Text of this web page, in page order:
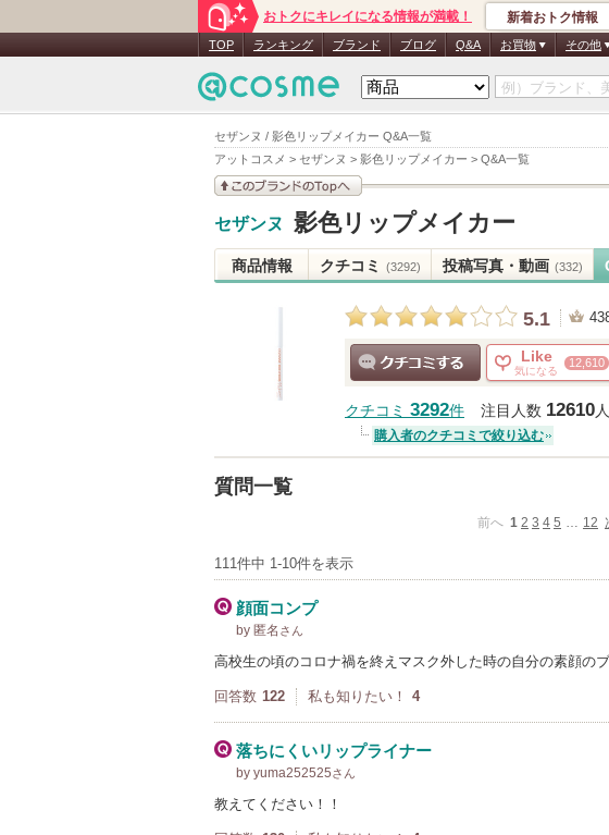
セザンヌ / 影色リップメイカー Q&A一覧
アットコスメ > セザンヌ > 影色リップメイカー > Q&A一覧
おトクにキレイになる情報が満載！ 新着おトク情報
TOP ランキング ブランド ブログ Q&A お買物 その他
このブランドの情報を
見る
セザンヌ 影色リップメイカー
商品情報 クチコミ (3292) 投稿写真・動画 (332)
5.1
Like
気になる
12,610
クチコミ 3292件 注目人数 12610人
購入者のクチコミで絞り込む
質問一覧
前へ 1 2 3 4 5 … 12
111件中 1-10件を表示
顔面コンプ
by 匿名 さん
高校生の頃のコロナ禍を終えマスク外した時の自分の素顔の
回答数 122 私も知りたい！ 4
落ちにくいリップライナー
by yuma252525さん
教えてください！！